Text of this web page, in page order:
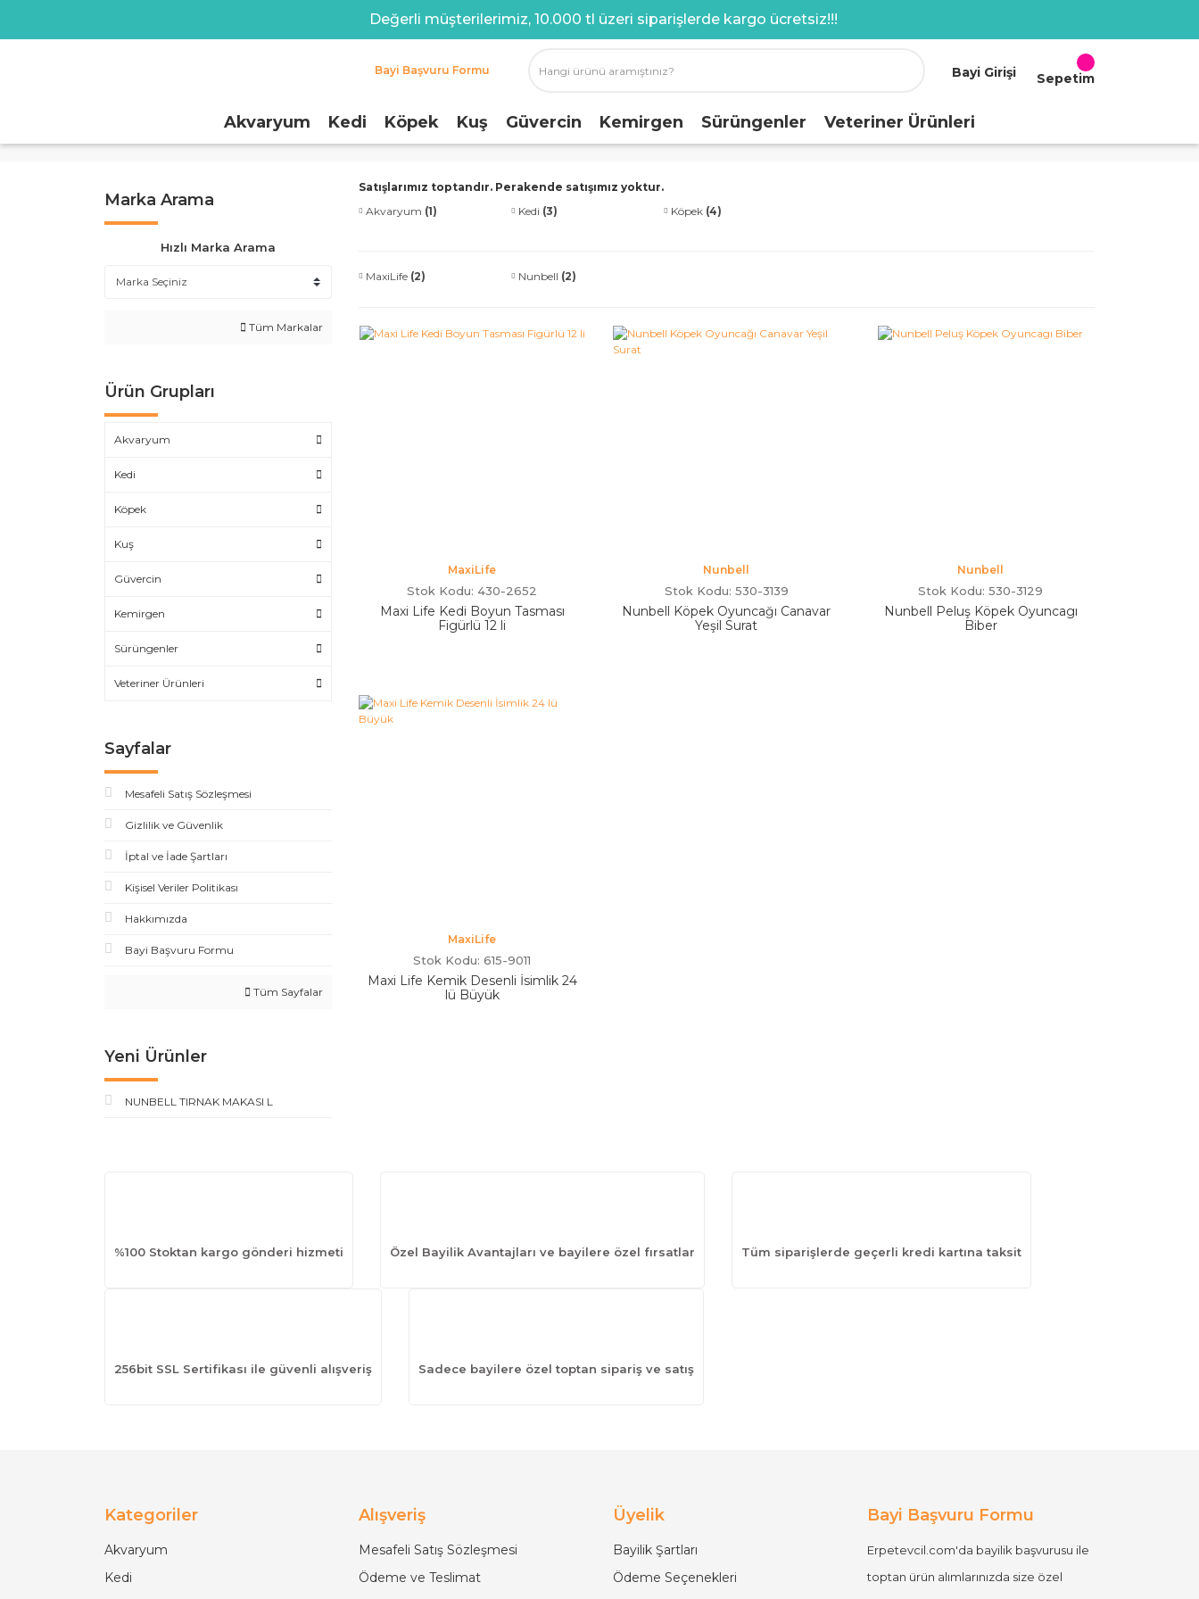
Değerli müşterilerimiz, 10.000 tl üzeri siparişlerde kargo ücretsiz!!!
Bayi Başvuru Formu Bayi Girişi Sepetim
Akvaryum Kedi Köpek Kuş Güvercin Kemirgen Sürüngenler Veteriner Ürünleri
Marka Arama
Hızlı Marka Arama
Tüm Markalar
Ürün Grupları
Akvaryum
Kedi
Köpek
Kuş
Güvercin
Kemirgen
Sürüngenler
Veteriner Ürünleri
Sayfalar
Mesafeli Satış Sözleşmesi
Gizlilik ve Güvenlik
İptal ve İade Şartları
Kişisel Veriler Politikası
Hakkımızda
Bayi Başvuru Formu
Tüm Sayfalar
Yeni Ürünler
NUNBELL TIRNAK MAKASI L
Satışlarımız toptandır. Perakende satışımız yoktur.
Akvaryum (1) Kedi (3) Köpek (4)
MaxiLife (2) Nunbell (2)
MaxiLife
Stok Kodu: 430-2652
Maxi Life Kedi Boyun Tasması
Figürlü 12 li
Nunbell
Stok Kodu: 530-3139
Nunbell Köpek Oyuncağı Canavar
Yeşil Surat
Nunbell
Stok Kodu: 530-3129
Nunbell Peluş Köpek Oyuncagı
Biber
MaxiLife
Stok Kodu: 615-9011
Maxi Life Kemik Desenli İsimlik 24
lü Büyük
%100 Stoktan kargo gönderi hizmeti Özel Bayilik Avantajları ve bayilere özel fırsatlar Tüm siparişlerde geçerli kredi kartına taksit
256bit SSL Sertifikası ile güvenli alışveriş Sadece bayilere özel toptan sipariş ve satış
Kategoriler
Akvaryum
Kedi
Alışveriş
Mesafeli Satış Sözleşmesi
Ödeme ve Teslimat
Üyelik
Bayilik Şartları
Ödeme Seçenekleri
Bayi Başvuru Formu
Erpetevcil.com'da bayilik başvurusu ile
toptan ürün alımlarınızda size özel